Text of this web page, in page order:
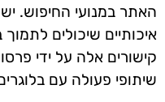
האתר במנועי החיפוש.
איכותיים שיכולים לתמוך
קישורים אלה על ידי
שיתופי פעולה עם